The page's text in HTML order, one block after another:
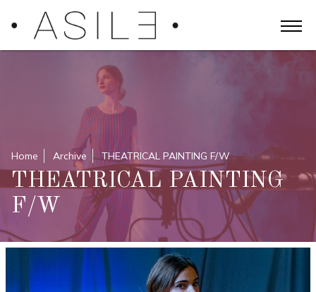
Home Archive THEATRICAL PAINTING F/W
THEATRICAL PAINTING
F/W